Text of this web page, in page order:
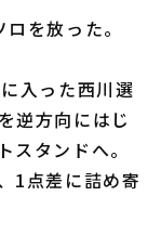
を放った。
入った西川選
逆方向にはじ
タンドへ。
1点差に詰め寄